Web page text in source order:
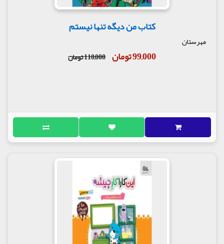
کتاب من دیگه تنها نیستم
مهرستان
99,000 تومان 110,000 تومان